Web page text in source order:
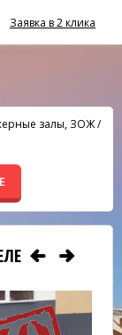
Заявка в 2 клика
залы, ЗОЖ/